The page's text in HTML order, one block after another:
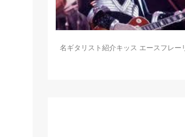
名ギタリスト紹介キッス エースフレー